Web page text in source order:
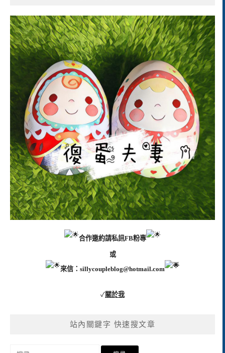
合作邀約請私訊FB粉專
或
來信： sillycoupleblog@hotmail.com
✓關於我
站內關鍵字 快速搜文章